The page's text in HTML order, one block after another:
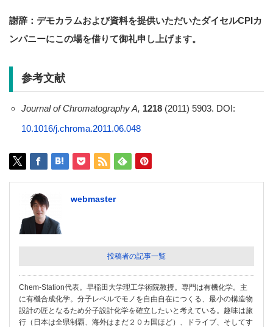
謝辞：デモカラムおよび資料を提供いただいたダイセルCPIカ
ンパニーにこの場を借りて御礼申し上げます。
参考文献
Journal of Chromatography A, 1218(2011) 5903. DOI:
10.1016/j.chroma.2011.06.048
webmaster
投稿者の記事一覧
Chem-Station代表。早稲田大学理工学術院教授。専門は有機化学。主
に有機合成化学。分子レベルでモノを自由自在につくる、最小の構造物
設計の匠となるため分子設計化学を確立したいと考えている。趣味は旅
行（日本は全県制覇、海外はまだ２０カ国ほど）、ドライブ、そしてす